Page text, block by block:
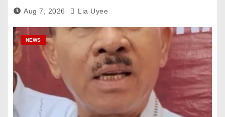
Pemerintah
Aug 7, 2026 Lia Uyee
NEWS